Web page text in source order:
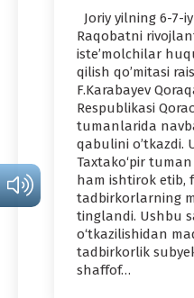
Joriy yilning 6-7-
Raqobatni
iste’molchilar
qilish qo’mitasi
F.Karabayev
Respublikasi
tumanlarida
qabulini o’tkazdi.
Taxtako‘pir
ham ishtirok etib,
tadbirkorlarning
tinglandi. Ushbu
o‘tkazilishidan
tadbirkorlik
shaffof…